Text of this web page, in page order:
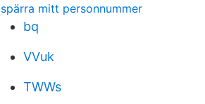
spärra mitt personnummer
bq
VVuk
TWWs